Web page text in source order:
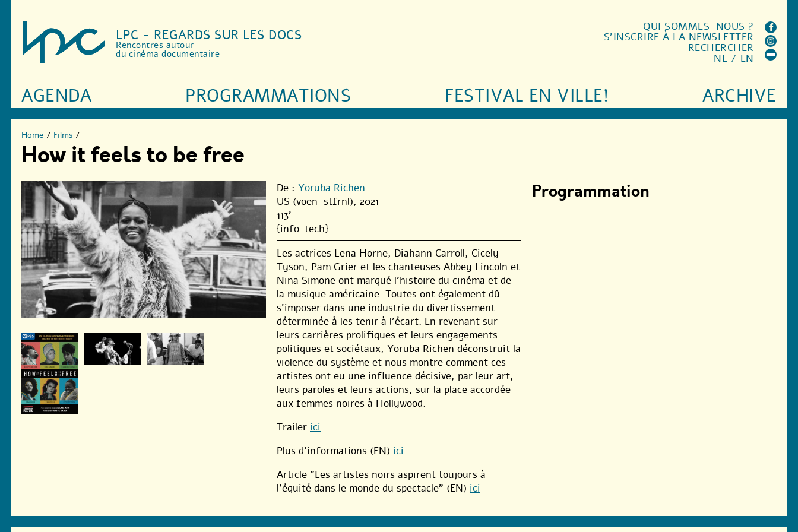
LPC - REGARDS SUR LES DOCS
Rencontres autour
du cinéma documentaire
AGENDA PROGRAMMATIONS FESTIVAL EN VILLE! ARCHIVE
QUI SOMMES-NOUS ?
S'INSCRIRE À LA NEWSLETTER
RECHERCHER
NL / EN
Home / Films /
How it feels to be free
De : Yoruba Richen
US (voen-stfrnl), 2021
113'
{info_tech}
Les actrices Lena Horne, Diahann Carroll, Cicely
Tyson, Pam Grier et les chanteuses Abbey Lincoln et
Nina Simone ont marqué l’histoire du cinéma et de
la musique américaine. Toutes ont également dû
s’imposer dans une industrie du divertissement
déterminée à les tenir à l’écart. En revenant sur
leurs carrières prolifiques et leurs engagements
politiques et sociétaux, Yoruba Richen déconstruit la
violence du système et nous montre comment ces
artistes ont eu une influence décisive, par leur art,
leurs paroles et leurs actions, sur la place accordée
aux femmes noires à Hollywood.
Trailer ici
Plus d’informations (EN) ici
Article "Les artistes noirs aspirent toujours à
l’équité dans le monde du spectacle" (EN) ici
Programmation